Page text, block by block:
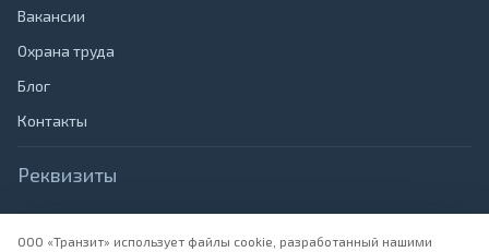
Вакансии
Охрана труда
Блог
Контакты
Реквизиты
Наименование:
ООО "Транзит", Юридический адрес: 690065,
Приморский Край, г. Владивосток, ул. Крыгина, д.40
ООО «Транзит» использует файлы cookie, разработанный нашими